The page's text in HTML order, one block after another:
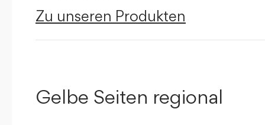
Zu unseren Produkten
Gelbe Seiten regional